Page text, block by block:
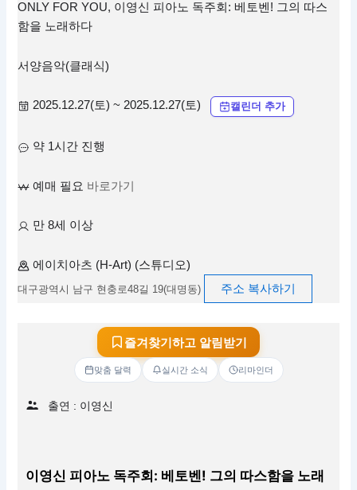
ONLY FOR YOU, 이영신 피아노 독주회: 베토벤! 그의 따스
함을 노래하다
서양음악(클래식)
2025.12.27(토) ~ 2025.12.27(토) 캘린더 추가
약 1시간 진행
예매 필요 바로가기
만 8세 이상
에이치아츠 (H-Art) (스튜디오)
대구광역시 남구 현충로48길 19(대명동) 주소 복사하기
즐겨찾기하고 알림받기
맞춤 달력 실시간 소식 리마인더
출연 : 이영신
이영신 피아노 독주회: 베토벤! 그의 따스함을 노래